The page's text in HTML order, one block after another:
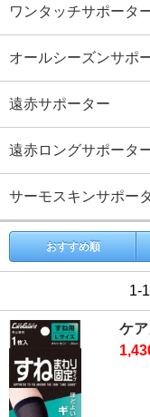
ワンタッチサポータ
オールシーズンサポ
遠赤サポーター
遠赤ロングサポータ
サーモスキンサポー
おすすめ順
1-
ケ